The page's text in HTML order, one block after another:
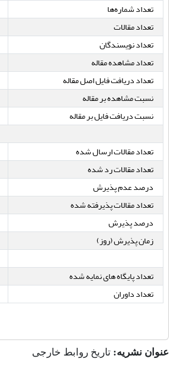
تعداد شماره‌ها
تعداد مقالات
تعداد نویسندگان
تعداد مشاهده مقاله
تعداد دریافت فایل اصل مقاله
نسبت مشاهده بر مقاله
نسبت دریافت فایل بر مقاله
تعداد مقالات ارسال شده
تعداد مقالات رد شده
درصد عدم پذیرش
تعداد مقالات پذیرفته شده
درصد پذیرش
زمان پذیرش (روز)
تعداد پایگاه های نمایه شده
تعداد داوران
عنوان نشریه: تاریخ روابط خارجی